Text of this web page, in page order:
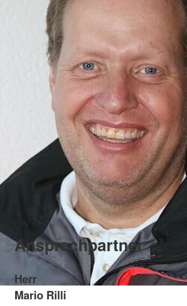
Ansprechpartner
Herr
Mario Rilli